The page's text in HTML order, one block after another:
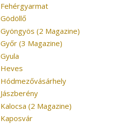
Fehérgyarmat
Gödöllő
Gyöngyös (2 Magazine)
Győr (3 Magazine)
Gyula
Heves
Hódmezővásárhely
Jászberény
Kalocsa (2 Magazine)
Kaposvár